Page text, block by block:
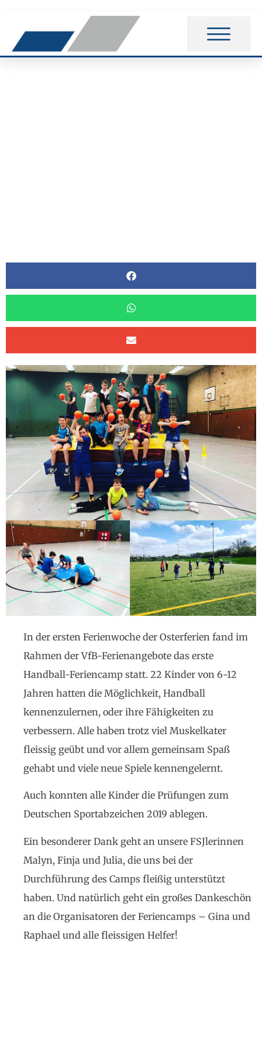
In der ersten Ferienwoche der Osterferien fand im
Rahmen der VfB-Ferienangebote das erste
Handball-Feriencamp statt. 22 Kinder von 6-12
Jahren hatten die Möglichkeit, Handball
kennenzulernen, oder ihre Fähigkeiten zu
verbessern. Alle haben trotz viel Muskelkater
fleissig geübt und vor allem gemeinsam Spaß
gehabt und viele neue Spiele kennengelernt.
Auch konnten alle Kinder die Prüfungen zum
Deutschen Sportabzeichen 2019 ablegen.
Ein besonderer Dank geht an unsere FSJlerinnen
Malyn, Finja und Julia, die uns bei der
Durchführung des Camps fleißig unterstützt
haben. Und natürlich geht ein großes Dankeschön
an die Organisatoren der Feriencamps – Gina und
Raphael und alle fleissigen Helfer!